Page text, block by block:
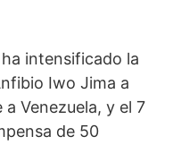
intensificado la
Iwo Jima a
Venezuela, y el 7
de 50